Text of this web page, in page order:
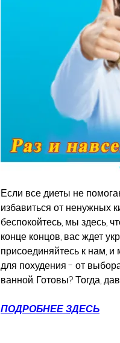
Если все диеты не
избавиться от ненужных
беспокойтесь, мы здесь,
конце концов, вас ждет
присоединяйтесь к нам,
для похудения - от
ванной. Готовы? Тогда,
ПОДРОБНЕЕ ЗДЕСЬ